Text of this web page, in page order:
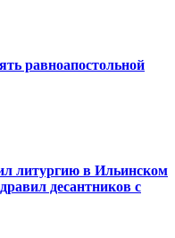
равноапостольной
литургию в Ильинском
десантников с